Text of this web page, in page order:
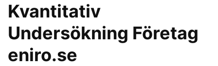
Kvantitativ
Undersökning Företag
eniro.se